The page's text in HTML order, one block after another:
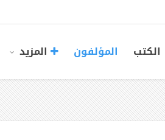
الكتب المؤلفون المزيد